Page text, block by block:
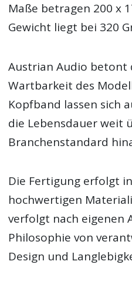
Maße betragen 200 x
Gewicht liegt bei 320
Austrian Audio betont
Wartbarkeit des
Kopfband lassen sich
die Lebensdauer weit
Branchenstandard
Die Fertigung erfolgt
hochwertigen
verfolgt nach eigenen
Philosophie von
Design und